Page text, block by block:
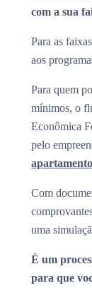
com a sua
Para as
aos
Para quem
mínimos, o
Econômica
pelo
Com
uma
É um
para que